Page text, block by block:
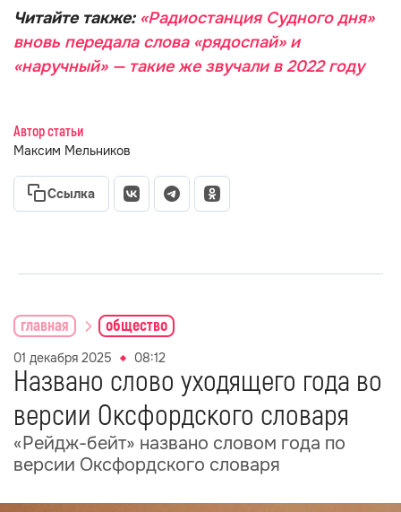
Читайте также: «Радиостанция Судного дня»
вновь передала слова «рядоспай» и
«наручный» — такие же звучали в 2022 году
Автор статьи
Максим Мельников
Ссылка
главная общество
01 декабря 2025 08:12
Названо слово уходящего года во
версии Оксфордского словаря
«Рейдж-бейт» названо словом года по
версии Оксфордского словаря